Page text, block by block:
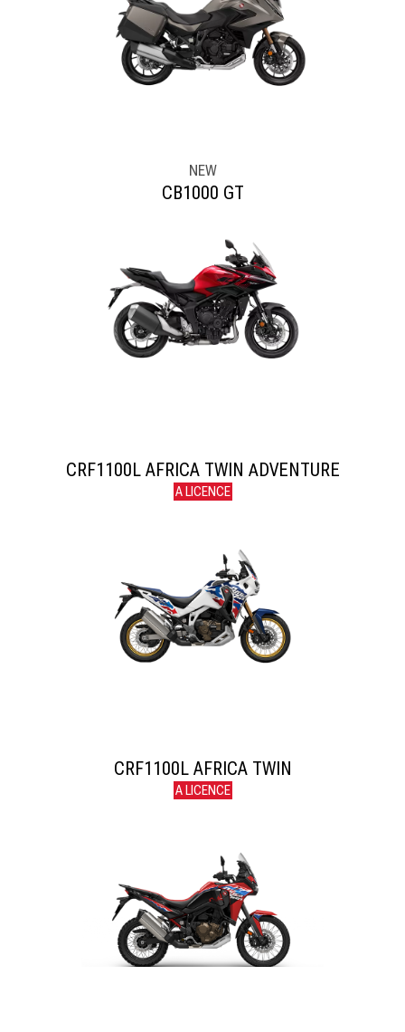
NEW
CB1000 GT
CRF1100L AFRICA TWIN ΑDVENTURE
A LICENCE
CRF1100L AFRICA TWIN
A LICENCE